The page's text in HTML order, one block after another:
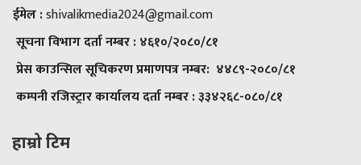
ईमेल :shivalikmedia2024@gmail.com
सूचना विभाग दर्ता नम्बर :४६१०/२०८०/८१
प्रेस काउन्सिल सूचिकरण प्रमाणपत्र नम्बर: ४४८९-२०८०/८१
कम्पनी रजिस्ट्रार कार्यालय दर्ता नम्बर :३३४२६८-०८०/८१
हाम्रो टिम